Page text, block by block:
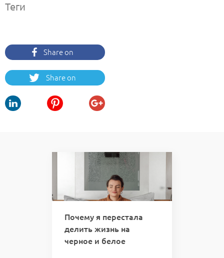
Теги
Share on
Share on
Почему я перестала
делить жизнь на
черное и белое